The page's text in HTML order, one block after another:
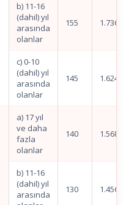
b) 11-16
(dahil) yıl
arasında
olanlar
155
c) 0-10
(dahil) yıl
arasında
olanlar
145
a) 17 yıl
ve daha
fazla
olanlar
140
b) 11-16
(dahil) yıl
arasında
130